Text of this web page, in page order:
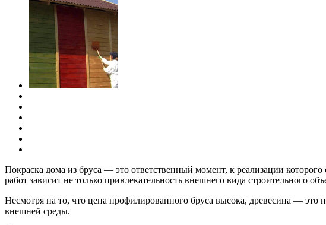
Покраска дома из бруса — это ответственный момент, к реализации
работ зависит не только привлекательность внешнего вида строительного
Несмотря на то, что цена профилированного бруса высока, древесина —
внешней среды.